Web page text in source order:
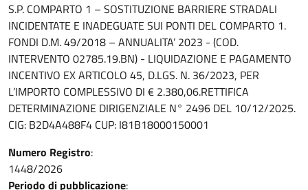
S.P. COMPARTO 1 – SOSTITUZIONE BARRIERE STRADALI
INCIDENTATE E INADEGUATE SUI PONTI DEL COMPARTO 1.
FONDI D.M. 49/2018 – ANNUALITA’ 2023 - (COD.
INTERVENTO 02785.19.BN) - LIQUIDAZIONE E PAGAMENTO
INCENTIVO EX ARTICOLO 45, D.LGS. N. 36/2023, PER
L’IMPORTO COMPLESSIVO DI € 2.380,06.RETTIFICA
DETERMINAZIONE DIRIGENZIALE N° 2496 DEL 10/12/2025.
CIG: B2D4A488F4 CUP: I81B18000150001
Numero Registro:
1448/2026
Periodo di pubblicazione: